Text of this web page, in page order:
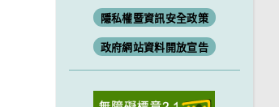
隱私權暨資訊安全政策
政府網站資料開放宣告